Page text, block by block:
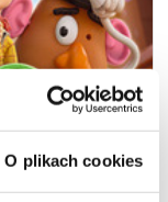
O plikach cookies